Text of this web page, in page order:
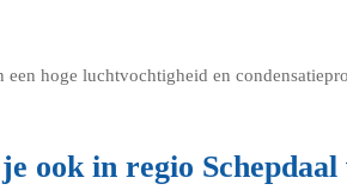
hoge luchtvochtigheid en
ook in regio